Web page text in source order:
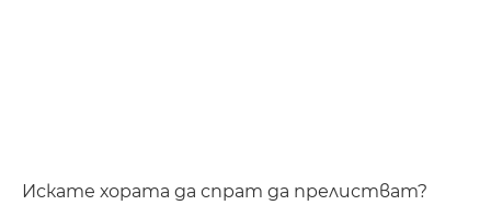
Искате хората да спрат да прелистват?